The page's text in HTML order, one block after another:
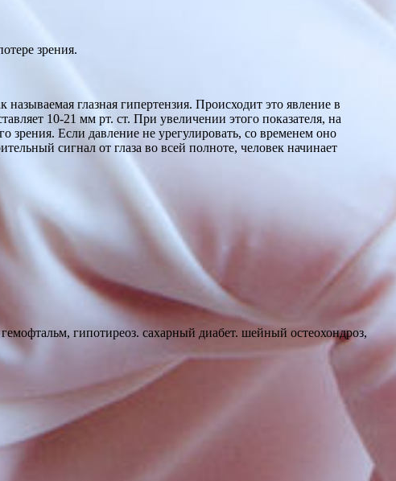
зрения.
глазная гипертензия. Происходит это явление в
10-21 мм рт. ст. При увеличении этого показателя, на
зрения. Если давление не урегулировать, со временем оно
сигнал от глаза во всей полноте, человек начинает
гипотиреоз. сахарный диабет. шейный остеохондроз,